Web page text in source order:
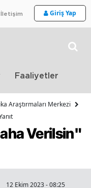
İletişim Giriş Yap
Faaliyetler
Araştırmaları Merkezi
Verilsin"
12 Ekim 2023 - 08:25